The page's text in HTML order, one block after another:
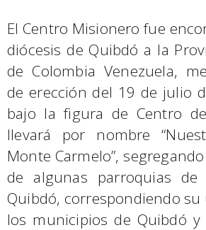
El Centro Misionero fue
diócesis de Quibdó a la
de Colombia Venezuela,
de erección del 19 de julio
bajo la figura de Centro
llevará por nombre
Monte Carmelo”,
de algunas parroquias
Quibdó, correspondiendo
los municipios de Quibdó